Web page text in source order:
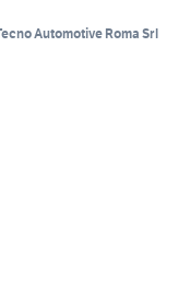
Automotive Roma Srl